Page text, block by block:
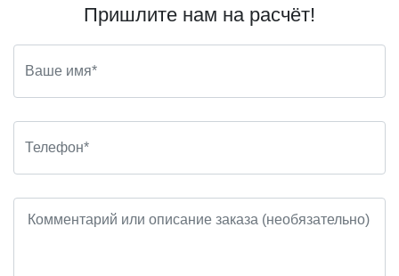
Пришлите нам на расчёт!